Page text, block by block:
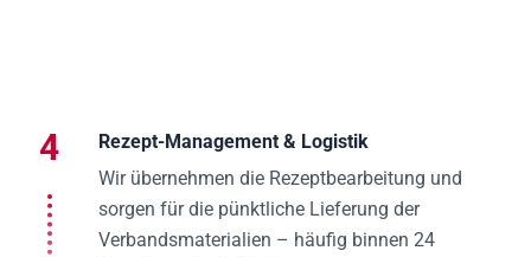
4
Rezept-Management & Logistik
Wir übernehmen die Rezeptbearbeitung und
sorgen für die pünktliche Lieferung der
Verbandsmaterialien – häufig binnen 24